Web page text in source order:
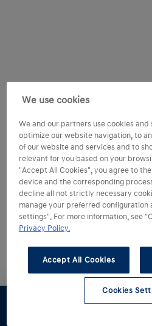
We use cookies
We and our partners use cookies
optimize our website navigation, to
of our website and services and to
relevant for you based on your
"Accept All Cookies", you agree to
device and the corresponding
decline all not strictly necessary
manage your preferred configuration
settings". For more information, see
Privacy Policy.
Accept All Cookies
Cookies